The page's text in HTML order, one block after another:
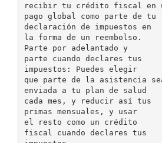
recibir tu crédito fiscal en
pago global como parte de tu
declaración de impuestos en
la forma de un reembolso.
Parte por adelantado y
parte cuando declares tus
impuestos: Puedes elegir
que parte de la asistencia
enviada a tu plan de salud
cada mes, y reducir así tus
primas mensuales, y usar
el resto como un crédito
fiscal cuando declares tus